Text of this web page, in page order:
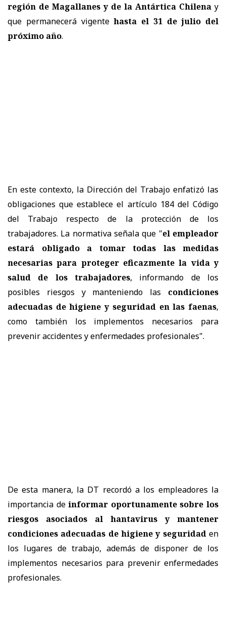
región de Magallanes y de la Antártica Chilena y
que permanecerá vigentehasta el 31 de julio del
próximo año.
En este contexto, la Dirección del Trabajo enfatizó las
obligaciones que establece el artículo 184 del Código
del Trabajo respecto de la protección de los
trabajadores. La normativa señala que "el empleador
estará obligado a tomar todas las medidas
necesarias para proteger eficazmente la vida y
salud de los trabajadores, informando de los
posibles riesgos y manteniendo las condiciones
adecuadas de higiene y seguridad en las faenas,
como también los implementos necesarios para
prevenir accidentes y enfermedades profesionales".
De esta manera, la DT recordó a los empleadores la
importancia deinformar oportunamente sobre los
riesgos asociados al hantavirus y mantener
condiciones adecuadas de higiene y seguridaden
los lugares de trabajo, además de disponer de los
implementos necesarios para prevenir enfermedades
profesionales.